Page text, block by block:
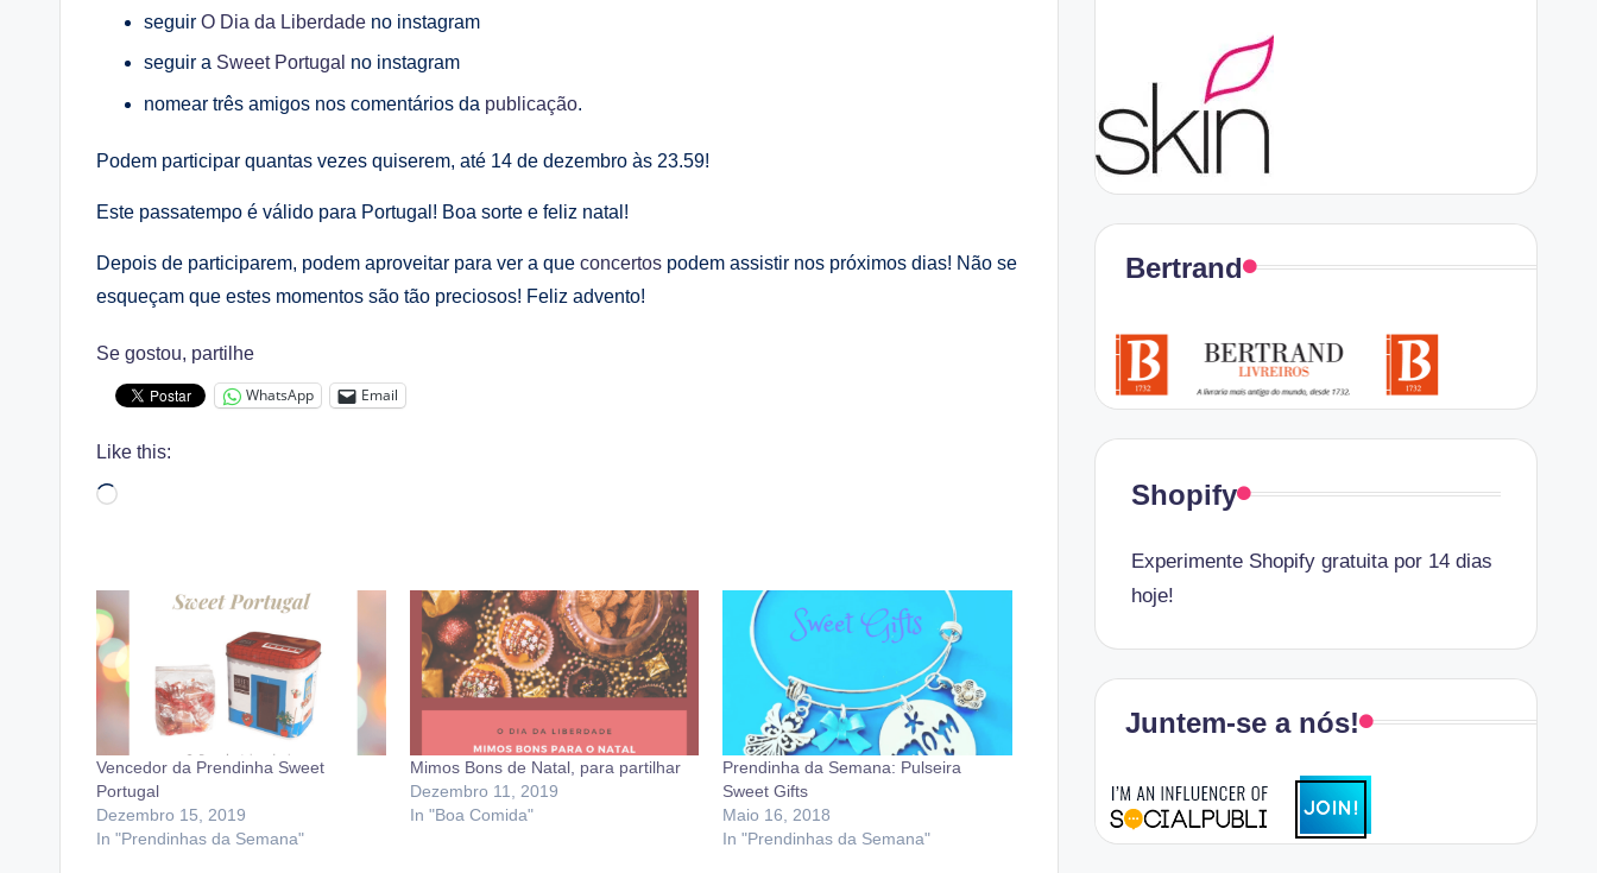
seguir O Dia da Liberdade no instagram
seguir a Sweet Portugal no instagram
nomear três amigos nos comentários da publicação.
Podem participar quantas vezes quiserem, até 14 de dezembro às 23.59!
Este passatempo é válido para Portugal! Boa sorte e feliz natal!
Depois de participarem, podem aproveitar para ver a que concertos podem assistir nos próximos dias! Não se
esqueçam que estes momentos são tão preciosos! Feliz advento!
Se gostou, partilhe
WhatsApp Email
Like this:
Loading…
Vencedor da Prendinha Sweet
Portugal
Dezembro 15, 2019
In "Prendinhas da Semana"
Mimos Bons de Natal, para partilhar
Dezembro 11, 2019
In "Boa Comida"
Prendinha da Semana: Pulseira
Sweet Gifts
Maio 16, 2018
In "Prendinhas da Semana"
Bertrand
Shopify
Experimente Shopify gratuita por 14 dias
hoje!
Juntem-se a nós!